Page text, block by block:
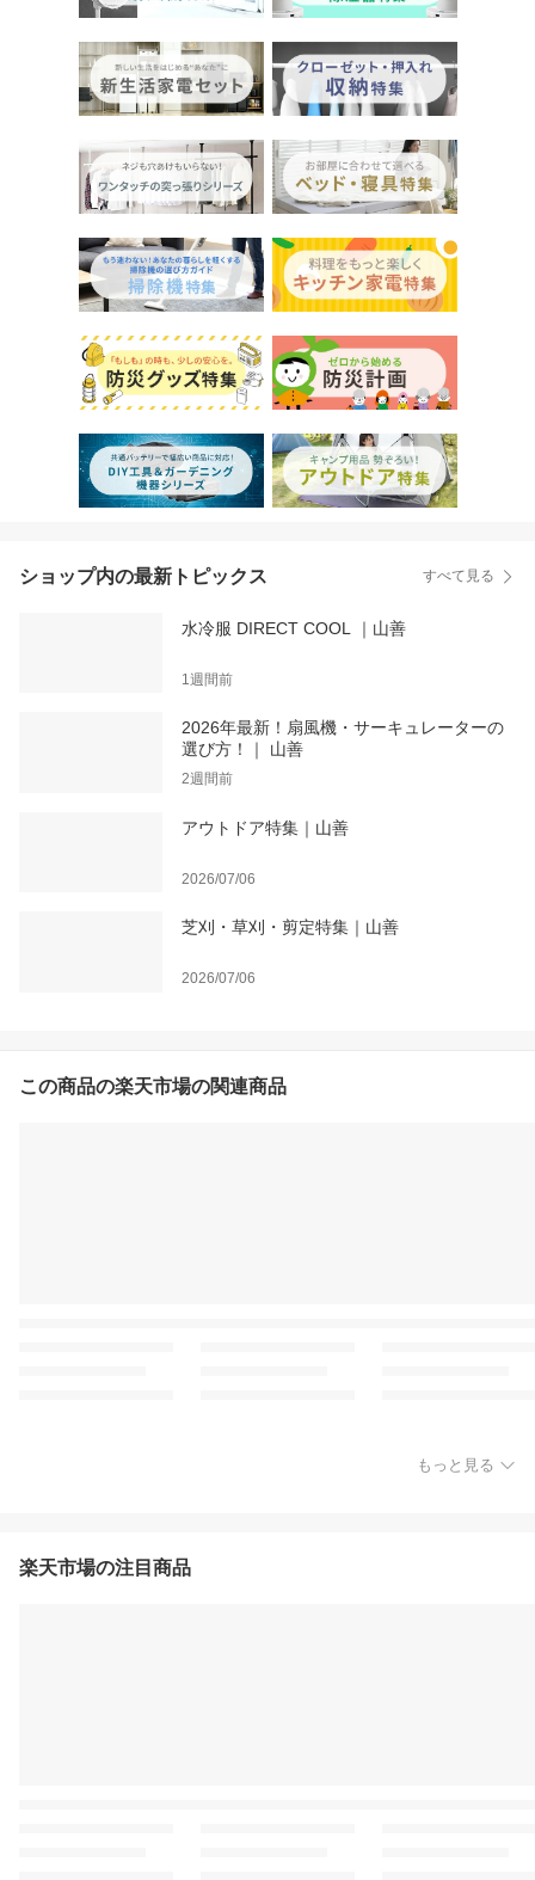
ショップ内の最新トピックス すべて見る
水冷服 DIRECT COOL ｜山善
1週間前
2026年最新！扇風機・サーキュレーターの
選び方！｜ 山善
2週間前
アウトドア特集｜山善
2026/07/06
芝刈・草刈・剪定特集｜山善
2026/07/06
この商品の楽天市場の関連商品
もっと見る
楽天市場の注目商品